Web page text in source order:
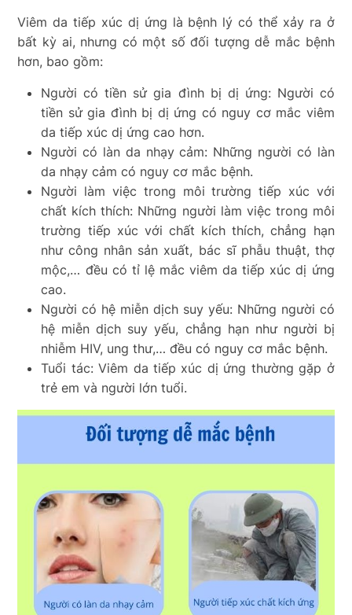
Viêm da tiếp xúc dị ứng là bệnh lý có thể xảy ra ở
bất kỳ ai, nhưng có một số đối tượng dễ mắc bệnh
hơn, bao gồm:
Người có tiền sử gia đình bị dị ứng: Người có
tiền sử gia đình bị dị ứng có nguy cơ mắc viêm
da tiếp xúc dị ứng cao hơn.
Người có làn da nhạy cảm: Những người có làn
da nhạy cảm có nguy cơ mắc bệnh.
Người làm việc trong môi trường tiếp xúc với
chất kích thích: Những người làm việc trong môi
trường tiếp xúc với chất kích thích, chẳng hạn
như công nhân sản xuất, bác sĩ phẫu thuật, thợ
mộc,… đều có tỉ lệ mắc viêm da tiếp xúc dị ứng
cao.
Người có hệ miễn dịch suy yếu: Những người có
hệ miễn dịch suy yếu, chẳng hạn như người bị
nhiễm HIV, ung thư,… đều có nguy cơ mắc bệnh.
Tuổi tác: Viêm da tiếp xúc dị ứng thường gặp ở
trẻ em và người lớn tuổi.